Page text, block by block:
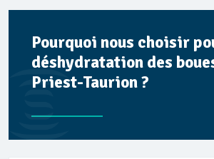
Pourquoi nous choisir
déshydratation des
Priest-Taurion ?